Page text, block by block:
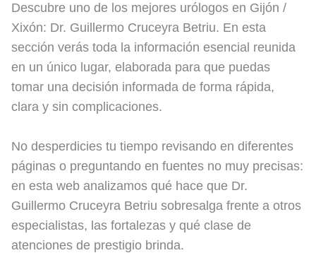
Descubre uno de los mejores urólogos en Gijón /
Xixón: Dr. Guillermo Cruceyra Betriu. En esta
sección verás toda la información esencial reunida
en un único lugar, elaborada para que puedas
tomar una decisión informada de forma rápida,
clara y sin complicaciones.
No desperdicies tu tiempo revisando en diferentes
páginas o preguntando en fuentes no muy precisas:
en esta web analizamos qué hace que Dr.
Guillermo Cruceyra Betriu sobresalga frente a otros
especialistas, las fortalezas y qué clase de
atenciones de prestigio brinda.